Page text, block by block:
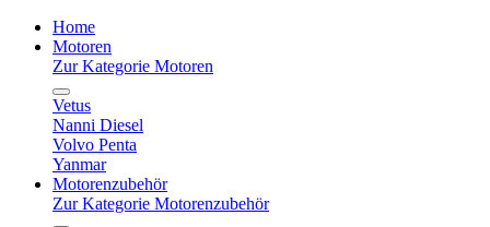
Home
Motoren
Zur Kategorie Motoren
Vetus
Nanni Diesel
Volvo Penta
Yanmar
Motorenzubehör
Zur Kategorie Motorenzubehör